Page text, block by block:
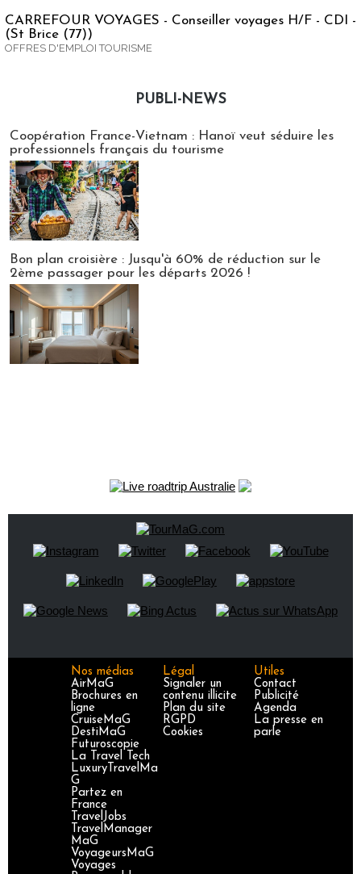
CARREFOUR VOYAGES - Conseiller voyages H/F - CDI -
(St Brice (77))
OFFRES D'EMPLOI TOURISME
PUBLI-NEWS
Coopération France-Vietnam : Hanoï veut séduire les
professionnels français du tourisme
Bon plan croisière : Jusqu'à 60% de réduction sur le
2ème passager pour les départs 2026 !
Nos médias
AirMaG
Brochures en
ligne
CruiseMaG
DestiMaG
Futuroscopie
La Travel Tech
LuxuryTravelMa
G
Partez en
France
TravelJobs
TravelManager
MaG
VoyageursMaG
Voyages
Légal
Signaler un
contenu illicite
Plan du site
RGPD
Cookies
Utiles
Contact
Publicité
Agenda
La presse en
parle